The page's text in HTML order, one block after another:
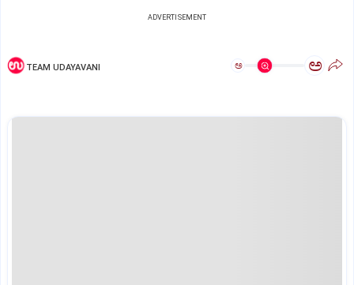
ADVERTISEMENT
TEAM UDAYAVANI ಅ ಅ